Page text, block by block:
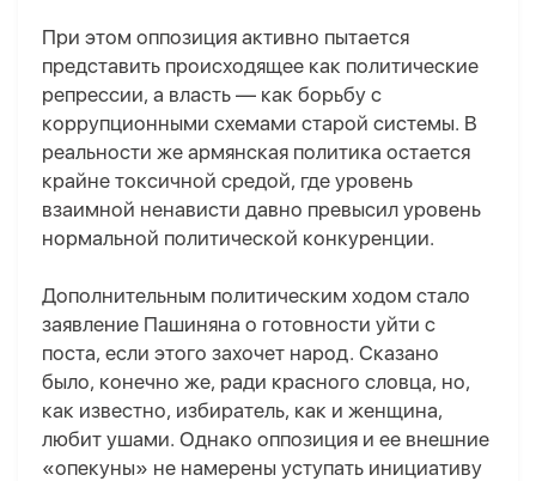
При этом оппозиция активно пытается
представить происходящее как политические
репрессии, а власть — как борьбу с
коррупционными схемами старой системы. В
реальности же армянская политика остается
крайне токсичной средой, где уровень
взаимной ненависти давно превысил уровень
нормальной политической конкуренции.
Дополнительным политическим ходом стало
заявление Пашиняна о готовности уйти с
поста, если этого захочет народ. Сказано
было, конечно же, ради красного словца, но,
как известно, избиратель, как и женщина,
любит ушами. Однако оппозиция и ее внешние
«опекуны» не намерены уступать инициативу